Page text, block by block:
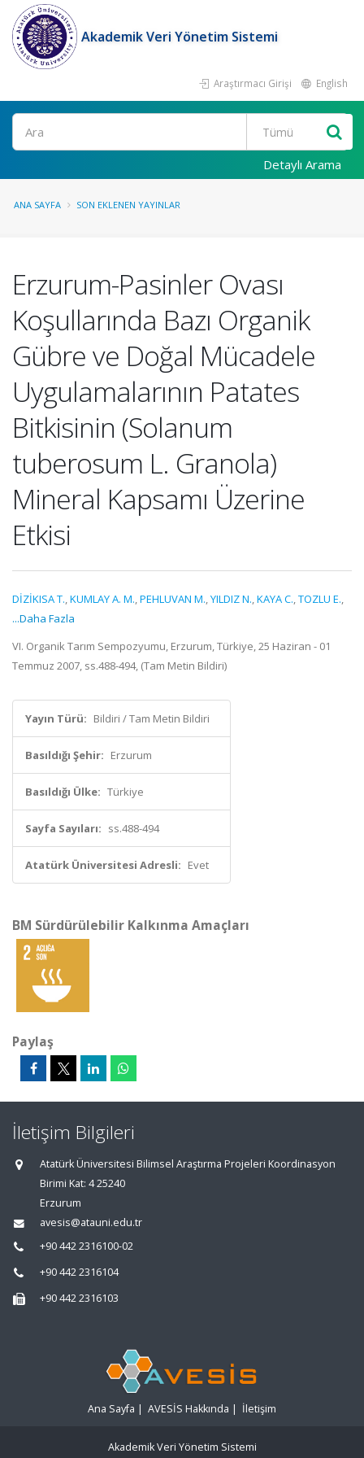
Akademik Veri Yönetim Sistemi
Araştırmacı Girişi English
Ara
Detaylı Arama
ANA SAYFA SON EKLENEN YAYINLAR
Erzurum-Pasinler Ovası
Koşullarında Bazı Organik
Gübre ve Doğal Mücadele
Uygulamalarının Patates
Bitkisinin (Solanum
tuberosum L. Granola)
Mineral Kapsamı Üzerine
Etkisi
DİZİKISA T.,KUMLAY A. M.,PEHLUVAN M.,YILDIZ N.,KAYA C.,TOZLU E.,
...Daha Fazla
VI. Organik Tarım Sempozyumu, Erzurum, Türkiye, 25 Haziran - 01
Temmuz 2007, ss.488-494, (Tam Metin Bildiri)
Yayın Türü: Bildiri / Tam Metin Bildiri
Basıldığı Şehir: Erzurum
Basıldığı Ülke: Türkiye
Sayfa Sayıları: ss.488-494
Atatürk Üniversitesi Adresli: Evet
BM Sürdürülebilir Kalkınma Amaçları
Paylaş
İletişim Bilgileri
Atatürk Üniversitesi Bilimsel Araştırma Projeleri Koordinasyon
Birimi Kat: 4 25240
Erzurum
avesis@atauni.edu.tr
+90 442 2316100-02
+90 442 2316104
+90 442 2316103
Ana Sayfa | AVESİS Hakkında | İletişim
Akademik Veri Yönetim Sistemi